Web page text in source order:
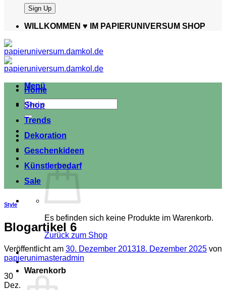
WILLKOMMEN ♥️ IM PAPIERUNIVERSUM SHOP
Menü
Suche
nach:
Es befinden sich keine Produkte im Warenkorb.
Zurück zum Shop
Warenkorb
Home
Shop
Trends
Dekoration
Geschenkideen
Künstlerbedarf
Sale
Style
Blogartikel 6
Veröffentlicht am 30. Dezember 201318. Dezember 2025 von
papierunimasteradmin
30
Dez.